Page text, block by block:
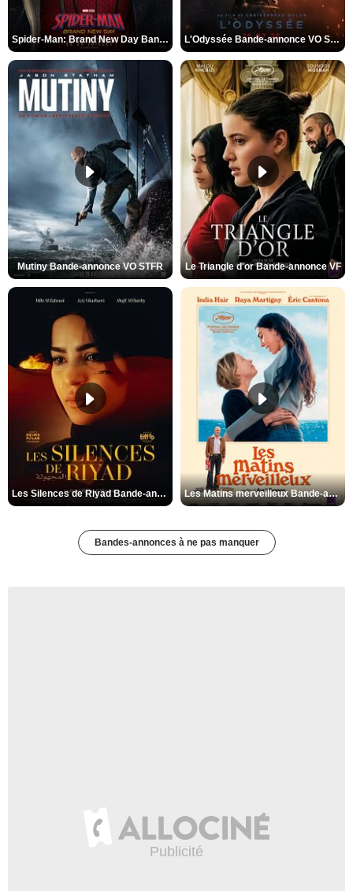
Spider-Man: Brand New Day Bande-annonce VO STFR L'Odyssée Bande-annonce VO STFR
Mutiny Bande-annonce VO STFR Le Triangle d'or Bande-annonce VF
Les Silences de Riyad Bande-annonce VO STFR Les Matins merveilleux Bande-annonce VF
Bandes-annonces à ne pas manquer